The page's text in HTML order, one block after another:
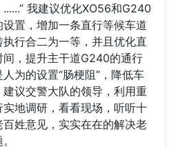
我建议优化XO56和G240
置，增加一条直行等候车道
行合二为一等，并且优化直
间，提升主干道G240的通行
为的设置“肠梗阻”，降低车
议交警大队的领导，利用重
实地调研，看看现场，听听十
姓意见，实实在在的解决老